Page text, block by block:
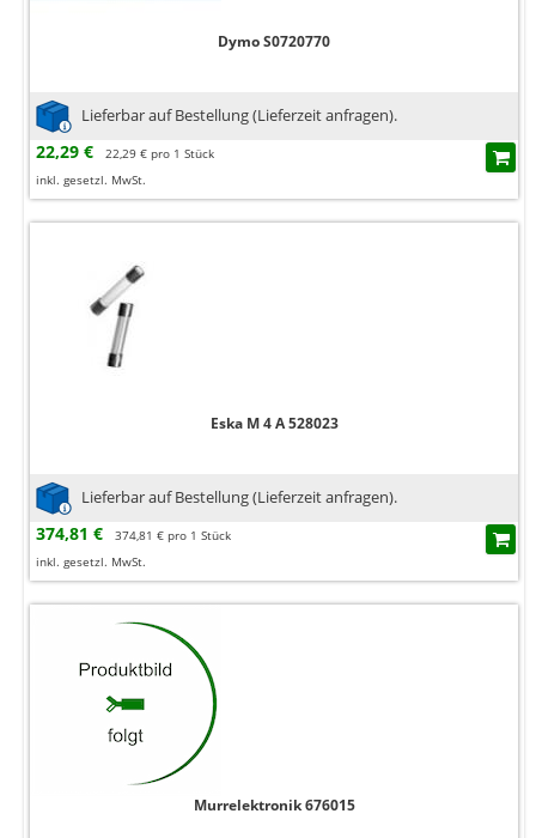
Dymo S0720770
Lieferbar auf Bestellung (Lieferzeit anfragen).
22,29 €
22,29 € pro 1 Stück
inkl. gesetzl. MwSt.
Eska M 4 A 528023
Lieferbar auf Bestellung (Lieferzeit anfragen).
374,81 €
374,81 € pro 1 Stück
inkl. gesetzl. MwSt.
Murrelektronik 676015